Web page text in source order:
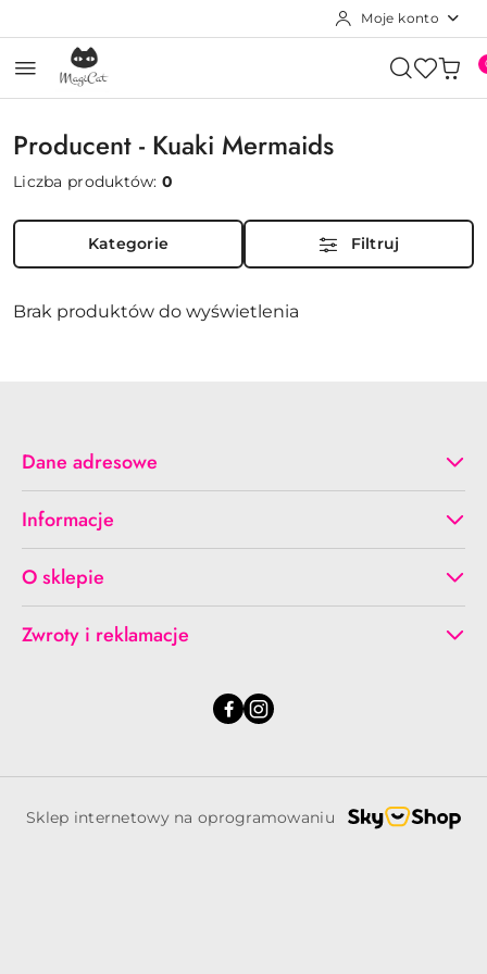
Moje konto
Producent - Kuaki Mermaids
Liczba produktów:0
Kategorie Filtruj
Brak produktów do wyświetlenia
Dane adresowe
Informacje
O sklepie
Zwroty i reklamacje
Sklep internetowy na oprogramowaniu